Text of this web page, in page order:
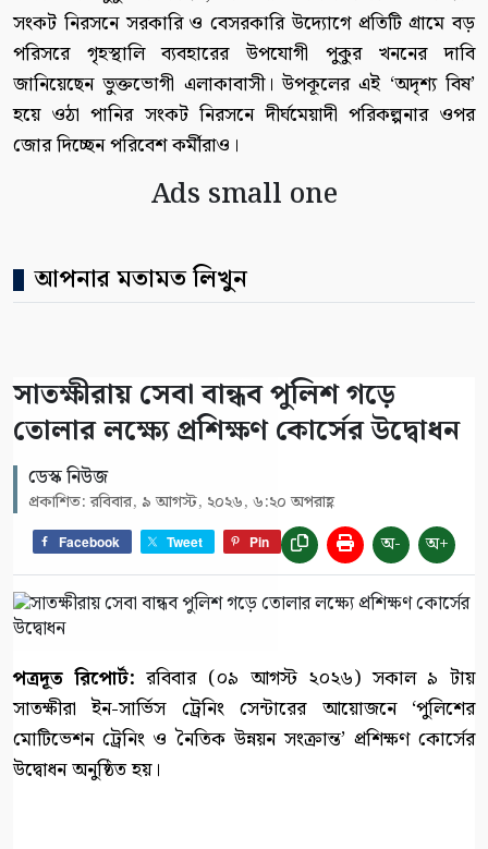
সংকট নিরসনে সরকারি ও বেসরকারি উদ্যোগে প্রতিটি গ্রামে বড়
পরিসরে গৃহস্থালি ব্যবহারের উপযোগী পুকুর খননের দাবি
জানিয়েছেন ভুক্তভোগী এলাকাবাসী। উপকূলের এই ‘অদৃশ্য বিষ’
হয়ে ওঠা পানির সংকট নিরসনে দীর্ঘমেয়াদী পরিকল্পনার ওপর
জোর দিচ্ছেন পরিবেশ কর্মীরাও।
Ads small one
আপনার মতামত লিখুন
সাতক্ষীরায় সেবা বান্ধব পুলিশ গড়ে
তোলার লক্ষ্যে প্রশিক্ষণ কোর্সের উদ্বোধন
ডেস্ক নিউজ
প্রকাশিত: রবিবার, ৯ আগস্ট, ২০২৬, ৬:২০ অপরাহ্ণ
Facebook Tweet Pin অ- অ+
পত্রদূত রিপোর্ট: রবিবার (০৯ আগস্ট ২০২৬) সকাল ৯ টায়
সাতক্ষীরা ইন-সার্ভিস ট্রেনিং সেন্টারের আয়োজনে ‘পুলিশের
মোটিভেশন ট্রেনিং ও নৈতিক উন্নয়ন সংক্রান্ত’ প্রশিক্ষণ কোর্সের
উদ্বোধন অনুষ্ঠিত হয়।